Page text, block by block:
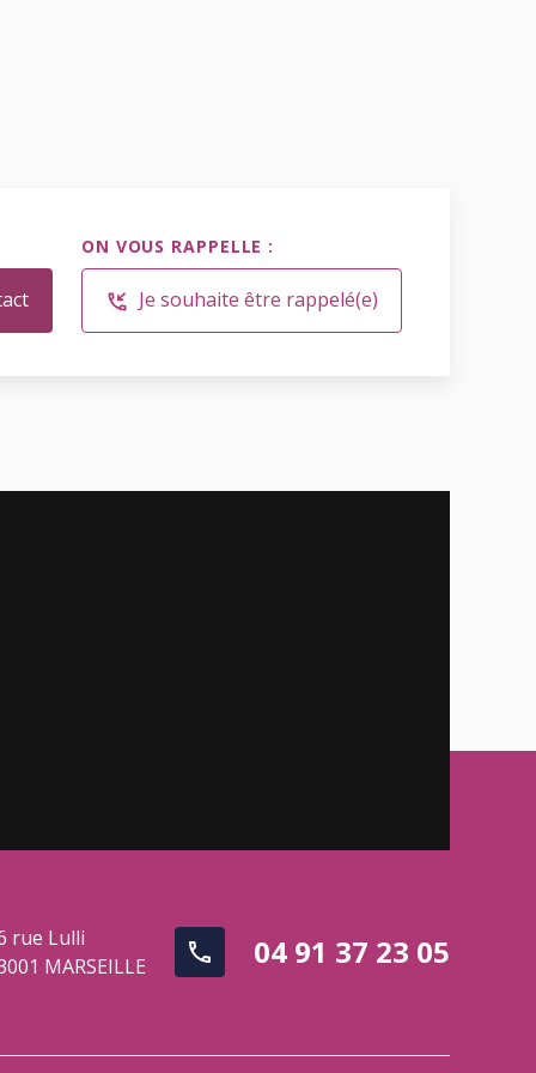
ON VOUS RAPPELLE :
phone_callback Je souhaite être rappelé(e)
rue Lulli
MARSEILLE phone 04 91 37 23 05